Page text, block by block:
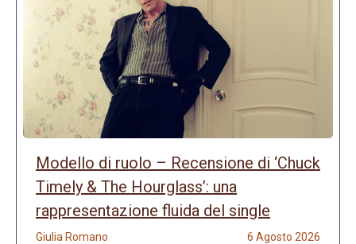
Modello di ruolo – Recensione di ‘Chuck
Timely & The Hourglass’: una
rappresentazione fluida del single
Giulia Romano 6 Agosto 2026